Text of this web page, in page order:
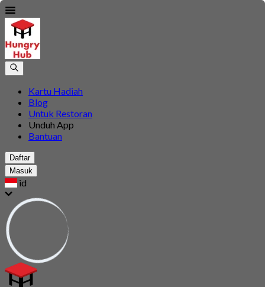
Kartu Hadiah
Blog
Untuk Restoran
Unduh App
Bantuan
Daftar
Masuk
id